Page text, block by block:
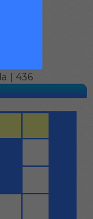
| 436